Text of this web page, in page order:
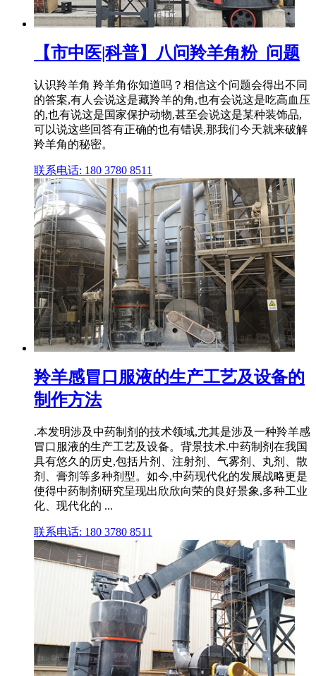
【市中医|科普】八问羚羊角粉_问题
认识羚羊角 羚羊角你知道吗？相信这个问题会得出不同
的答案,有人会说这是藏羚羊的角,也有会说这是吃高血压
的,也有说这是国家保护动物,甚至会说这是某种装饰品,
可以说这些回答有正确的也有错误,那我们今天就来破解
羚羊角的秘密。
联系电话: 180 3780 8511
羚羊感冒口服液的生产工艺及设备的
制作方法
.本发明涉及中药制剂的技术领域,尤其是涉及一种羚羊感
冒口服液的生产工艺及设备。背景技术.中药制剂在我国
具有悠久的历史,包括片剂、注射剂、气雾剂、丸剂、散
剂、膏剂等多种剂型。如今,中药现代化的发展战略更是
使得中药制剂研究呈现出欣欣向荣的良好景象,多种工业
化、现代化的 ...
联系电话: 180 3780 8511